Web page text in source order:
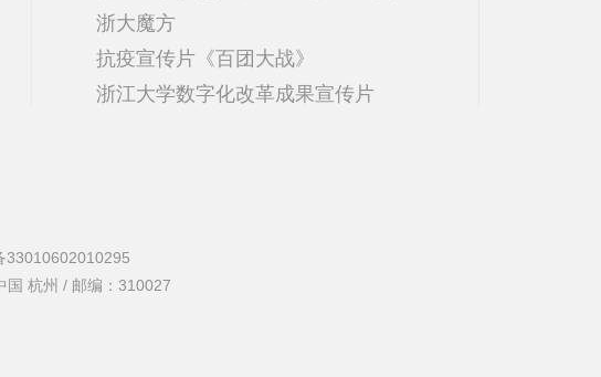
浙大魔方
抗疫宣传片《百团大战》
浙江大学数字化改革成果宣传片
33010602010295
国 杭州 / 邮编：310027